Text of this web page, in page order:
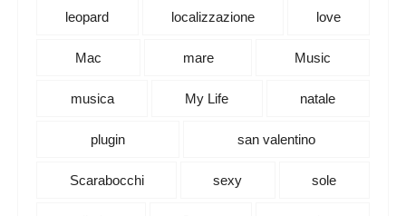
leopard localizzazione love
Mac mare Music
musica My Life natale
plugin san valentino
Scarabocchi sexy sole